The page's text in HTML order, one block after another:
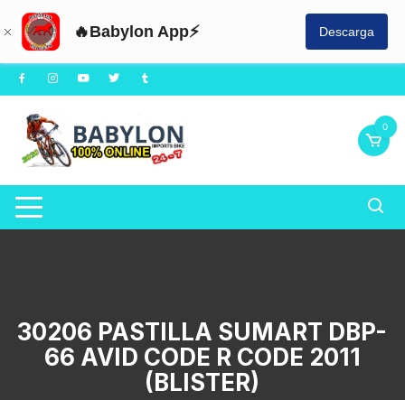
🔥Babylon App⚡ Descarga
Saltar
al
contenido
0
30206 PASTILLA SUMART DBP-
66 AVID CODE R CODE 2011
(BLISTER)